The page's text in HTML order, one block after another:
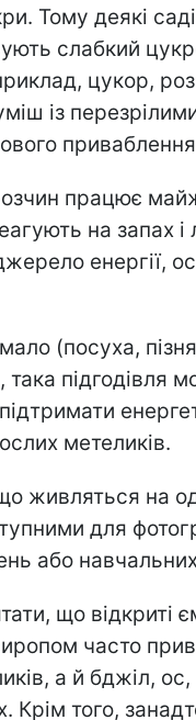
Тому деякі
слабкий
цукор,
із
працює
на запах і
енергії,
(посуха,
така підгодівля
метеликів.
живляться на
для
або
що відкриті
часто
а й бджіл,
Крім того,